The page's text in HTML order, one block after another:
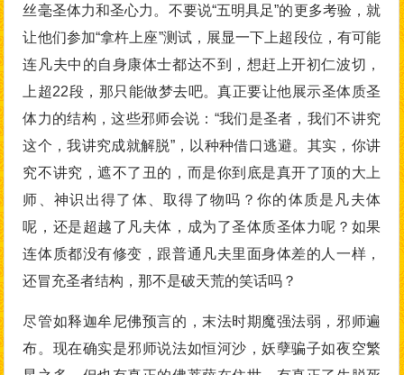
丝毫圣体力和圣心力。不要说“五明具足”的更多考验，就
让他们参加“拿杵上座”测试，展显一下上超段位，有可能
连凡夫中的自身康体士都达不到，想赶上开初仁波切，
上超22段，那只能做梦去吧。真正要让他展示圣体质圣
体力的结构，这些邪师会说：“我们是圣者，我们不讲究
这个，我讲究成就解脱”，以种种借口逃避。其实，你讲
究不讲究，遮不了丑的，而是你到底是真开了顶的大上
师、神识出得了体、取得了物吗？你的体质是凡夫体
呢，还是超越了凡夫体，成为了圣体质圣体力呢？如果
连体质都没有修变，跟普通凡夫里面身体差的人一样，
还冒充圣者结构，那不是破天荒的笑话吗？
尽管如释迦牟尼佛预言的，末法时期魔强法弱，邪师遍
布。现在确实是邪师说法如恒河沙，妖孽骗子如夜空繁